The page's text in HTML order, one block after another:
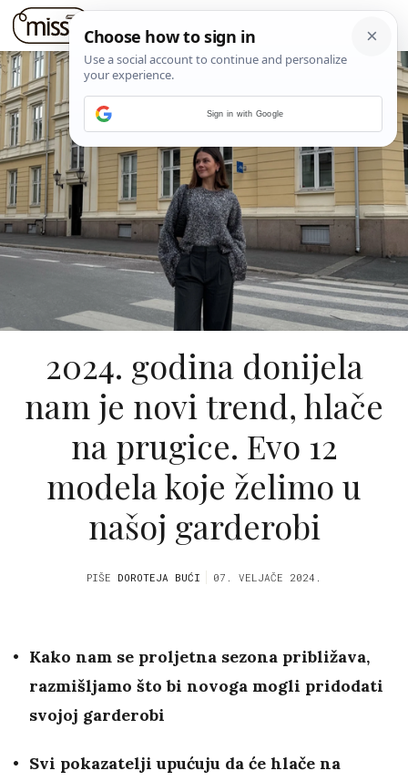
2024. godina donijela
nam je novi trend, hlače
na prugice. Evo 12
modela koje želimo u
našoj garderobi
PIŠE DOROTEJA BUĆI 07. VELJAČE 2024.
Kako nam se proljetna sezona približava,
razmišljamo što bi novoga mogli pridodati
svojoj garderobi
Svi pokazatelji upućuju da će hlače na
Sign in with Google